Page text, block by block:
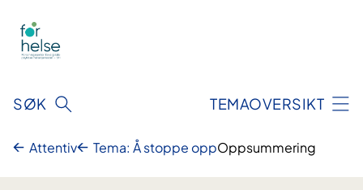
innhald
SØK TEMAOVERSIKT
Attentiv Tema: Å stoppe oppOppsummering